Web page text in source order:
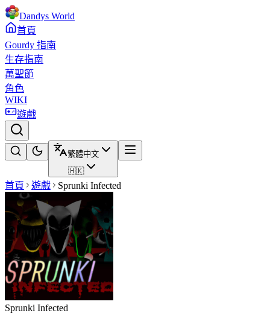
Dandys World
首頁
Gourdy 指南
生存指南
萬聖節
角色
WIKI
遊戲
繁體中文
🇭🇰
首頁 遊戲 Sprunki Infected
Sprunki Infected